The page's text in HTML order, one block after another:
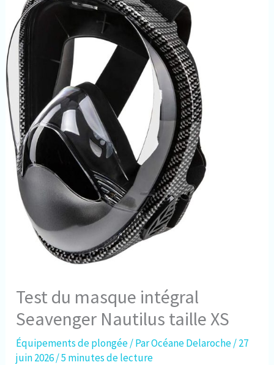
Test du masque intégral
Seavenger Nautilus taille XS
Équipements de plongée/ ParOcéane Delaroche/27
juin 2026/5 minutes de lecture